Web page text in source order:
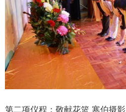
第二项仪程：敬献花篮 寒伯摄影